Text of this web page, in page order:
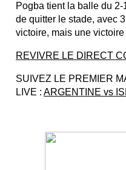
Pogba tient la balle du
de quitter le stade, avec
victoire, mais une victoire
REVIVRE LE DIRECT
SUIVEZ LE PREMIER
LIVE :ARGENTINE vs